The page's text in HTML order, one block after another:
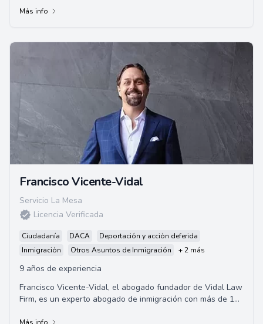
Más info
Francisco Vicente-Vidal
Servicio La Mesa
Licencia Verificada
Ciudadanía DACA
Deportación y acción deferida
Inmigración
Otros Asuntos de Inmigración + 2 más
9 años de experiencia
Francisco Vicente-Vidal, el abogado fundador de Vidal Law
Firm, es un experto abogado de inmigración con más de 10